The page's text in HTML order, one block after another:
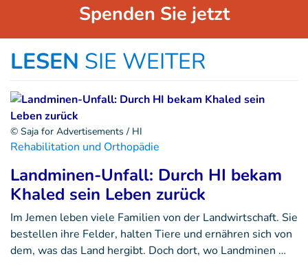
Spenden Sie jetzt
LESEN SIE WEITER
© Saja for Advertisements / HI
Rehabilitation und Orthopädie
Landminen-Unfall: Durch HI bekam
Khaled sein Leben zurück
Im Jemen leben viele Familien von der Landwirtschaft. Sie
bestellen ihre Felder, halten Tiere und ernähren sich von
dem, was das Land hergibt. Doch dort, wo Landminen …